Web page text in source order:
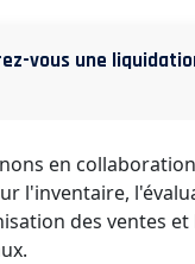
vous une
en
l'inventaire,
des ventes et